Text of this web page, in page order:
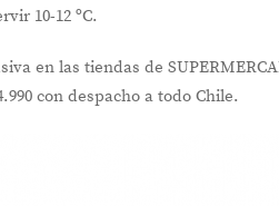
10-12 ºC.
en las tiendas de
con despacho a todo Chile.
En